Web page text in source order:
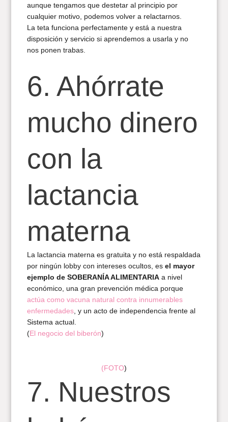
aunque tengamos que destetar al principio por
cualquier motivo, podemos volver a relactarnos.
La teta funciona perfectamente y está a nuestra
disposición y servicio si aprendemos a usarla y no
nos ponen trabas.
6. Ahórrate
mucho dinero
con la
lactancia
materna
La lactancia materna es gratuita y no está respaldada
por ningún lobby con intereses ocultos, es el mayor
ejemplo de SOBERANÍA ALIMENTARIAa nivel
económico, una gran prevención médica porque
actúa como vacuna natural contra innumerables
enfermedades, y un acto de independencia frente al
Sistema actual.
(El negocio del biberón)
(FOTO)
7. Nuestros